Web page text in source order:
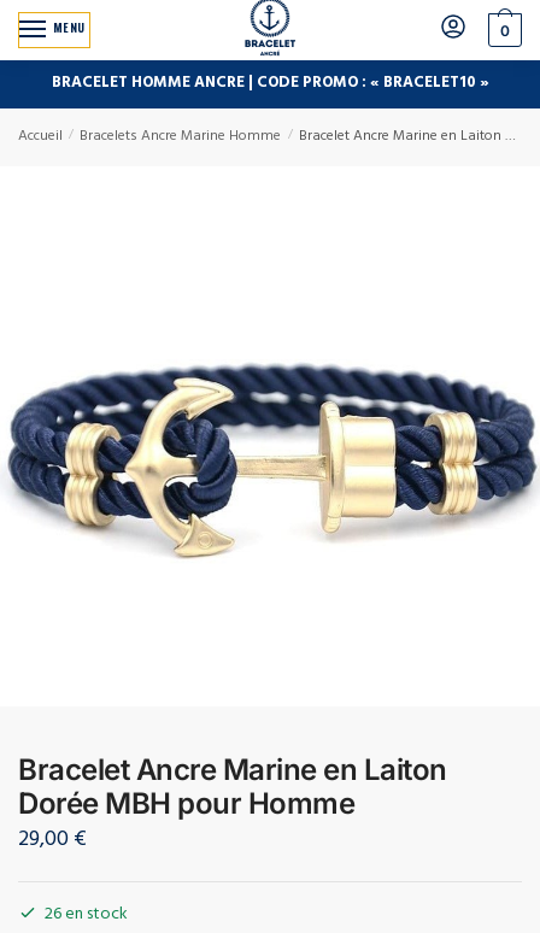
MENU 0
BRACELET HOMME ANCRE | CODE PROMO : « BRACELET10 »
Accueil / Bracelets Ancre Marine Homme / Bracelet Ancre Marine en Laiton Dorée MBH pour Homme
Bracelet Ancre Marine en Laiton
Dorée MBH pour Homme
29,00€
26 en stock